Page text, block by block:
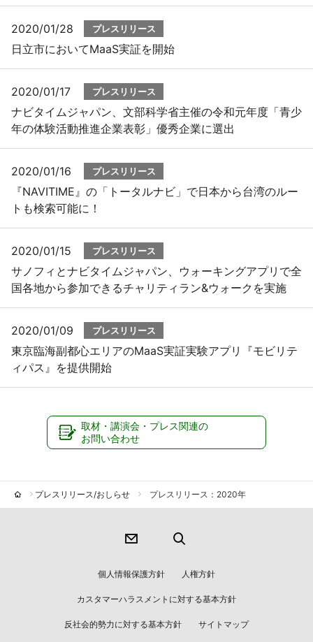
2020/01/28 プレスリリース
日立市においてMaaS実証を開始
2020/01/17 プレスリリース
ナビタイムジャパン、文部科学省主催の令和元年度「青少
年の体験活動推進企業表彰」優秀企業に選出
2020/01/16 プレスリリース
『NAVITIME』の「トータルナビ」で日本から台湾のルー
トも検索可能に！
2020/01/15 プレスリリース
サノフィとナビタイムジャパン、ウォーキングアプリで全
国各地から参加できるチャリティラン&ウォークを実施
2020/01/09 プレスリリース
東京臨海副都心エリアのMaaS実証実験アプリ『モビリテ
ィパス』を提供開始
取材・講演会・プレス関連の
お問い合わせ
プレスリリース/おしらせ プレスリリース：2020年
個人情報保護方針 人権方針
カスタマーハラスメントに対する基本方針
反社会的勢力に対する基本方針 サイトマップ